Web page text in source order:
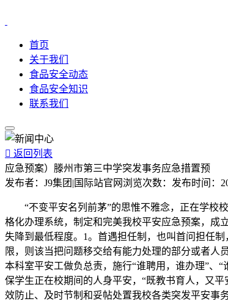
首页
关于我们
食品安全动态
食品安全知识
联系我们
 返回列表
应急预案）滕州市第三中学突发事务应急措置预
发布者： J9集团|国际站官网 浏览次数： 发布时间：
“不变平安名列前茅”的思惟不雅念，正在学校校
格化办理系统，制定和完美我校平安应急预案，成
失降到最低程度。1。首遇担任制，也叫首问担任
限，则该当把问题移交给有能力处理的部分或者人
本科室平安工做负总责，施行“谁聘用，谁办理”、
保学生正在校期间的人身平安，“既教书育人，又
效防止、及时节制和妥帖处置我校各类突发平安事